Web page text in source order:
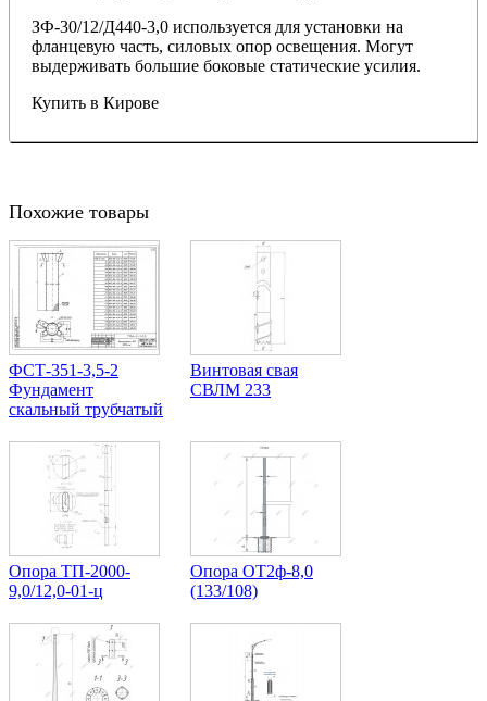
ЗФ-30/12/Д440-3,0 используется для установки на
фланцевую часть, силовых опор освещения. Могут
выдерживать большие боковые статические усилия.
Купить в Кирове
Похожие товары
ФСТ-351-3,5-2
Фундамент
скальный трубчатый
Винтовая свая
СВЛМ 233
Опора ТП-2000-
9,0/12,0-01-ц
Опора ОТ2ф-8,0
(133/108)